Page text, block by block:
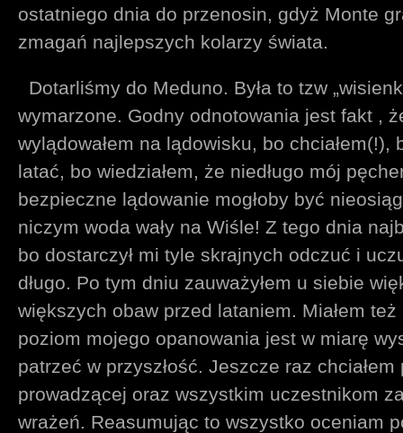
ostatniego dnia do przenosin, gdyż Monte
zmagań najlepszych kolarzy świata.
Dotarliśmy do Meduno. Była to tzw
wymarzone. Godny odnotowania jest fakt ,
wylądowałem na lądowisku, bo chciałem(!),
latać, bo wiedziałem, że niedługo mój
bezpieczne lądowanie mogłoby być
niczym woda wały na Wiśle! Z tego dnia
bo dostarczył mi tyle skrajnych odczuć i
długo. Po tym dniu zauważyłem u siebie
większych obaw przed lataniem. Miałem
poziom mojego opanowania jest w miarę
patrzeć w przyszłość. Jeszcze raz
prowadzącej oraz wszystkim uczestnikom
wrażeń. Reasumując to wszystko oceniam